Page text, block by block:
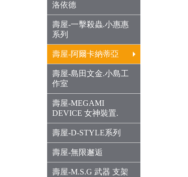
洛依德
壽屋-一擊殺蟲.小惠惠
系列
壽屋-阿爾卡納蒂亞
壽屋-島田文金.小島工
作室
壽屋-MEGAMI
DEVICE 女神裝置.
壽屋-D-STYLE系列
壽屋-無限邂逅
壽屋-M.S.G 武器 支架